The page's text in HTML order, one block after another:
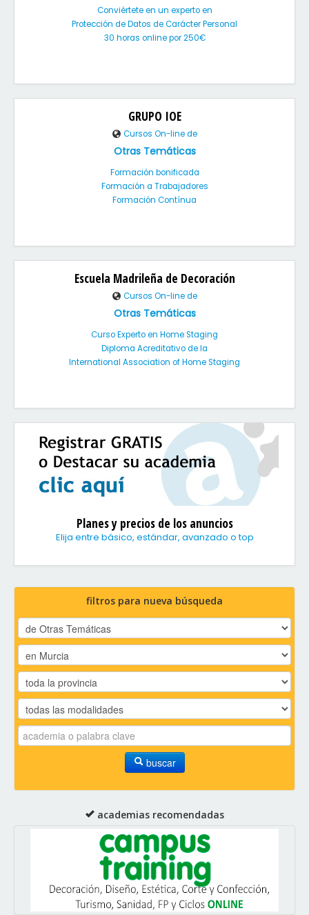
Conviértete en un experto en
Protección de Datos de Carácter Personal
30 horas online por 250€
GRUPO IOE
Cursos On-line de
Otras Temáticas
Formación bonificada
Formación a Trabajadores
Formación Contínua
Escuela Madrileña de Decoración
Cursos On-line de
Otras Temáticas
Curso Experto en Home Staging
Diploma Acreditativo de la
International Association of Home Staging
Planes y precios de los anuncios
Elija entre básico, estándar, avanzado o top
filtros para nueva búsqueda
buscar
academias recomendadas